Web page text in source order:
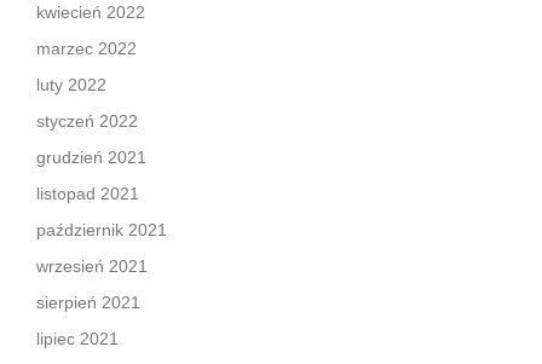
kwiecień 2022
marzec 2022
luty 2022
styczeń 2022
grudzień 2021
listopad 2021
październik 2021
wrzesień 2021
sierpień 2021
lipiec 2021